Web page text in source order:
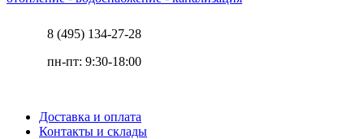
8 (495) 134-27-28
пн-пт: 9:30-18:00
Доставка и оплата
Контакты и склады